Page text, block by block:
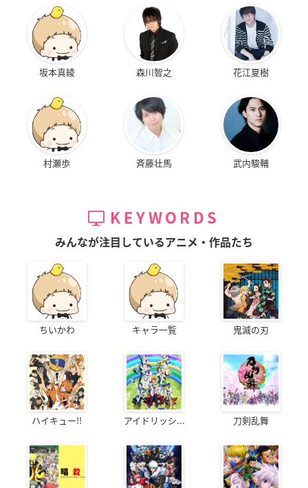
坂本真綾 森川智之 花江夏樹
村瀬歩 斉藤壮馬 武内駿輔
KEYWORDS
みんなが注目しているアニメ・作品たち
ちいかわ キャラ一覧 鬼滅の刃
ハイキュー!! アイドリッシ... 刀剣乱舞